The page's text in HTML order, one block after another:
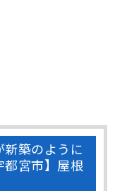
築のように
都宮市】屋根